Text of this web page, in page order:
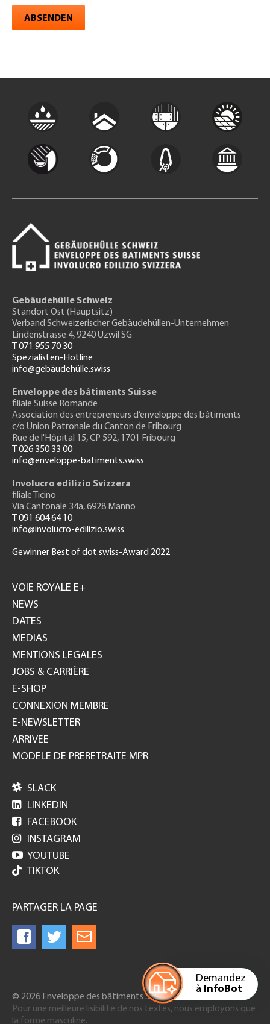
ABSENDEN
Demandez
à InfoBot
Gebäudehülle Schweiz
Standort Ost (Hauptsitz)
Verband Schweizerischer Gebäudehüllen-Unternehmen
Lindenstrasse 4, 9240 Uzwil SG
T 071 955 70 30
Spezialisten-Hotline
info@gebäudehülle.swiss
Enveloppe des bâtiments Suisse
filiale Suisse Romande
Association des entrepreneurs d’enveloppe des bâtiments
c/o Union Patronale du Canton de Fribourg
Rue de l'Hôpital 15, CP 592, 1701 Fribourg
T 026 350 33 00
info@enveloppe-batiments.swiss
Involucro edilizio Svizzera
filiale Ticino
Via Cantonale 34a, 6928 Manno
T 091 604 64 10
info@involucro-edilizio.swiss
Gewinner Best of dot.swiss-Award 2022
GH
VOIE ROYALE E+
NEWS
DATES
MEDIAS
MENTIONS LEGALES
JOBS & CARRIÈRE
E-SHOP
CONNEXION MEMBRE
E-NEWSLETTER
ARRIVEE
MODELE DE PRERETRAITE MPR
 SLACK
 LINKEDIN
 FACEBOOK
 INSTAGRAM
 YOUTUBE
TIKTOK
PARTAGER LA PAGE
© 2026 Enveloppe des bâtiments Suisse
Pour une meilleure lisibilité de nos textes, nous employons que
la forme masculine.